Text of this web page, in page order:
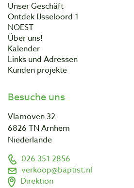
Unser Geschäft
Ontdek IJsseloord 1
NOEST
Über uns!
Kalender
Links und Adressen
Kunden projekte
Besuche uns
Vlamoven 32
6826 TN Arnhem
Niederlande
026 351 2856
verkoop@baptist.nl
Direktion